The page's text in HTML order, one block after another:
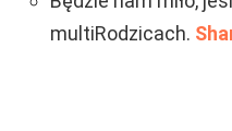
multiRodzicach.